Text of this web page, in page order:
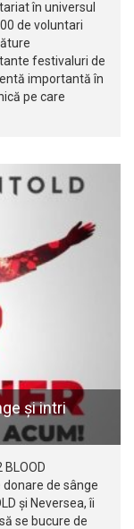
în universul
de voluntari
festivaluri de
importantă în
pe care
și intri
BLOOD
donare de sânge
și Neversea, îi
se bucure de